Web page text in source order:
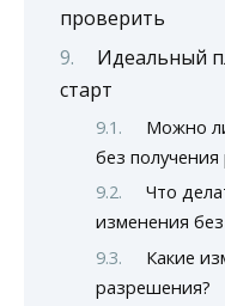
проверить
Идеальный
старт
Можно
без
Что
изменения
Какие
разрешения?